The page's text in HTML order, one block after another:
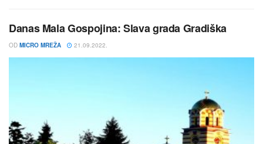
Danas Mala Gospojina: Slava grada Gradiška
OD MICRO MREŽA 21.09.2022.